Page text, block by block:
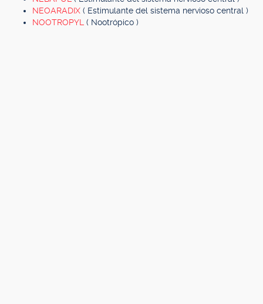
NEOARADIX ( Estimulante del sistema nervioso central )
NOOTROPYL ( Nootrópico )